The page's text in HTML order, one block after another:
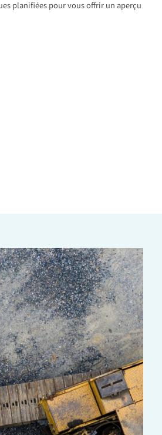
planifiées pour vous offrir un aperçu